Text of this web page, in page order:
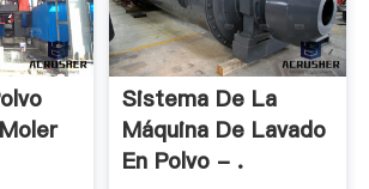
Sistema De La
Máquina De Lavado
En Polvo - .